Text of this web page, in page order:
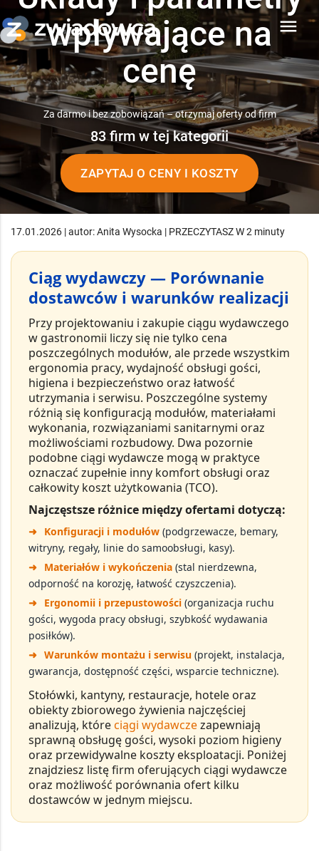
menu
wpływające na
cenę
Za darmo i bez zobowiązań – otrzymaj oferty od firm
83 firm w tej kategorii
ZAPYTAJ O CENY I KOSZTY
17.01.2026 | autor: Anita Wysocka | PRZECZYTASZ W 2 minuty
Ciąg wydawczy — Porównanie
dostawców i warunków realizacji
Przy projektowaniu i zakupie ciągu wydawczego
w gastronomii liczy się nie tylko cena
poszczególnych modułów, ale przede wszystkim
ergonomia pracy, wydajność obsługi gości,
higiena i bezpieczeństwo oraz łatwość
utrzymania i serwisu. Poszczególne systemy
różnią się konfiguracją modułów, materiałami
wykonania, rozwiązaniami sanitarnymi oraz
możliwościami rozbudowy. Dwa pozornie
podobne ciągi wydawcze mogą w praktyce
oznaczać zupełnie inny komfort obsługi oraz
całkowity koszt użytkowania (TCO).
Najczęstsze różnice między ofertami dotyczą:
➜ Konfiguracji i modułów (podgrzewacze, bemary,
witryny, regały, linie do samoobsługi, kasy).
➜ Materiałów i wykończenia (stal nierdzewna,
odporność na korozję, łatwość czyszczenia).
➜ Ergonomii i przepustowości (organizacja ruchu
gości, wygoda pracy obsługi, szybkość wydawania
posiłków).
➜ Warunków montażu i serwisu (projekt, instalacja,
gwarancja, dostępność części, wsparcie techniczne).
Stołówki, kantyny, restauracje, hotele oraz
obiekty zbiorowego żywienia najczęściej
analizują, któreciągi wydawczezapewniają
sprawną obsługę gości, wysoki poziom higieny
oraz przewidywalne koszty eksploatacji. Poniżej
znajdziesz listę firm oferujących ciągi wydawcze
oraz możliwość porównania ofert kilku
dostawców w jednym miejscu.